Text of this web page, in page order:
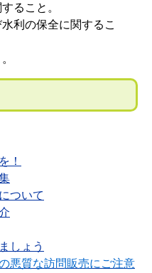
ること。
利の保全に関するこ
！
ついて
しょう
悪質な訪問販売にご注意